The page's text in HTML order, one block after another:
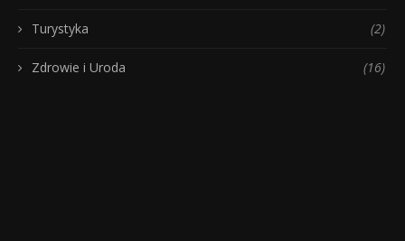
Turystyka (2)
Zdrowie i Uroda (16)